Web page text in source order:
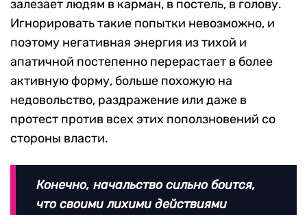
залезает людям в карман, в постель, в голову.
Игнорировать такие попытки невозможно, и
поэтому негативная энергия из тихой и
апатичной постепенно перерастает в более
активную форму, больше похожую на
недовольство, раздражение или даже в
протест против всех этих поползновений со
стороны власти.
Конечно, начальство сильно боится,
что своими лихими действиями